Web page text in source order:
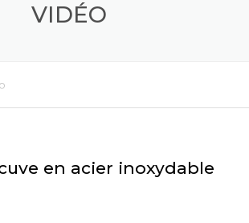
VIDÉO
en acier inoxydable